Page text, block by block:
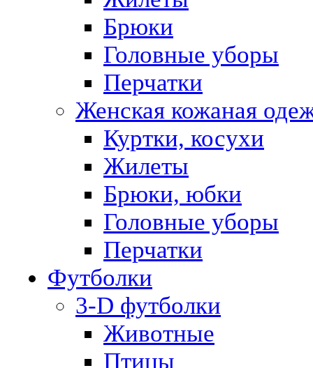
Брюки
Головные уборы
Перчатки
Женская кожаная
Куртки, косухи
Жилеты
Брюки, юбки
Головные уборы
Перчатки
Футболки
3-D футболки
Животные
Птицы